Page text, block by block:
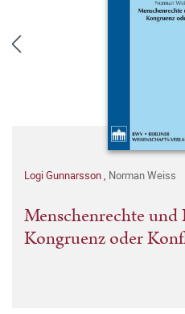
Logi Gunnarsson Norman Weiss
Menschenrechte
Kongruenz oder